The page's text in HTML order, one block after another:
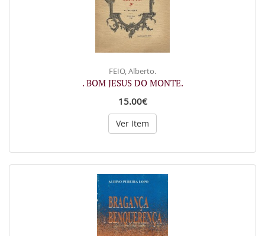
FEIO, Alberto.
. BOM JESUS DO MONTE.
15.00€
Ver Item